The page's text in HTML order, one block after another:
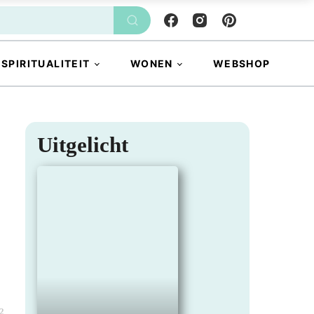
SPIRITUALITEIT WONEN WEBSHOP
Uitgelicht